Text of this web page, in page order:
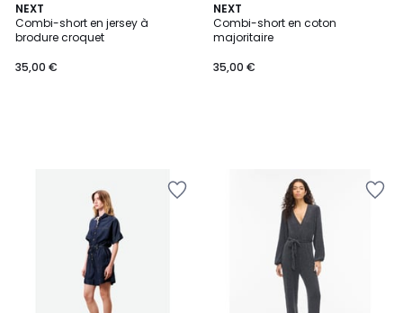
NEXT
Combi-short en jersey à
brodure croquet
35,00 €
NEXT
Combi-short en coton
majoritaire
35,00 €